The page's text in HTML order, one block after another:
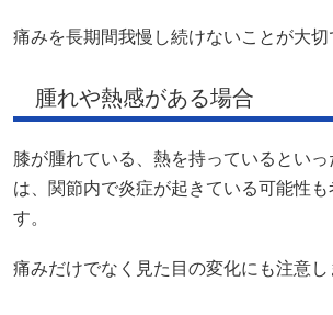
痛みを長期間我慢し続けないことが大切
腫れや熱感がある場合
膝が腫れている、熱を持っているとい
は、関節内で炎症が起きている可能性も
す。
痛みだけでなく見た目の変化にも注意し